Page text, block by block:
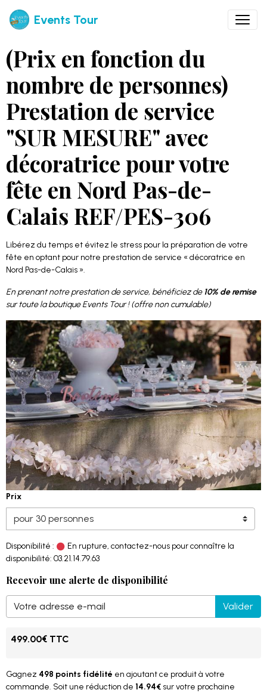
Events Tour
(Prix en fonction du
nombre de personnes)
Prestation de service
"SUR MESURE" avec
décoratrice pour votre
fête en Nord Pas-de-
Calais REF/PES-306
Libérez du temps et évitez le stress pour la préparation de votre
fête en optant pour notre prestation de service « décoratrice en
Nord Pas-de-Calais ».
En prenant notre prestation de service, bénéficiez de 10% de remise
sur toute la boutique Events Tour ! (offre non cumulable)
Prix
Disponibilité :
En rupture, contactez-nous pour connaître la
disponibilité: 03.21.14.79.63
Recevoir une alerte de disponibilité
Valider
499.00€ TTC
Gagnez 498 points fidélité en ajoutant ce produit à votre
commande. Soit une réduction de 14.94€ sur votre prochaine